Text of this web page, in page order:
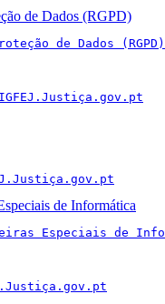
de Dados (RGPD)
de Dados (RGPD)
de Informática
Especiais de